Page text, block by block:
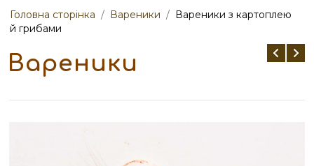
Головна сторінка / Вареники / Вареники з картоплею
й грибами
Вареники